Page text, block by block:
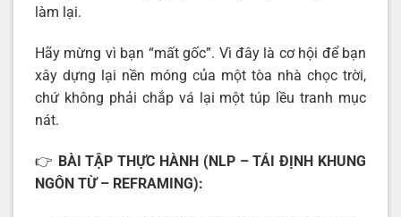
làm lại.
Hãy mừng vì bạn “mất gốc”. Vì đây là cơ hội để bạn
xây dựng lại nền móng của một tòa nhà chọc trời,
chứ không phải chắp vá lại một túp lều tranh mục
nát.
👉 BÀI TẬP THỰC HÀNH (NLP – TÁI ĐỊNH KHUNG
NGÔN TỪ – REFRAMING):